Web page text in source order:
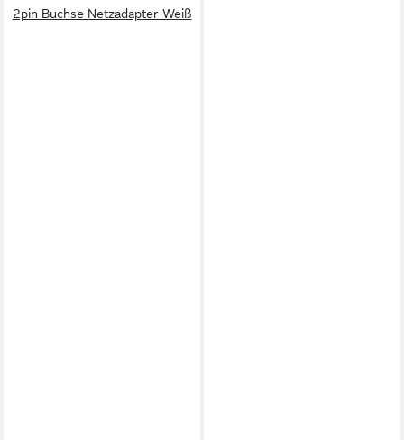
2pin Buchse Netzadapter Weiß